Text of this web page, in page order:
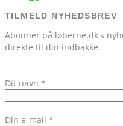
TILMELD NYHEDSBREV
Abonner på løberne.dk's
direkte til din indbakke.
Dit navn *
Din e-mail *